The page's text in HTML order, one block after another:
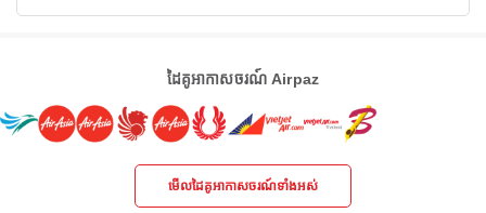
ដៃគូអាកាសចរណ៍ Airpaz
មើលដៃគូអាកាសចរណ៍ទាំងអស់